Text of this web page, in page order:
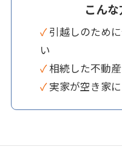
こん
✓ 引越しのために今住んでる家を売りた
い
✓ 相続した不動
✓ 実家が空き家